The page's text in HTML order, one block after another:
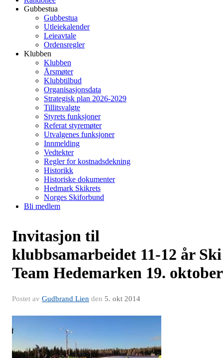
Gubbestua
Gubbestua
Utleiekalender
Leieavtale
Ordensregler
Klubben
Klubben
Årsmøter
Klubbtilbud
Organisasjonsdata
Strategisk plan 2026-2029
Tillitsvalgte
Styrets funksjoner
Referat styremøter
Utvalgenes funksjoner
Innmelding
Vedtekter
Regler for kostnadsdekning
Historikk
Historiske dokumenter
Hedmark Skikrets
Norges Skiforbund
Bli medlem
Invitasjon til
klubbsamarbeidet 11-12 år Ski
Team Hedemarken 19. oktober
Postet av Gudbrand Lien den 5. okt 2014